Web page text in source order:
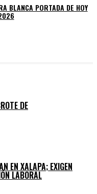
BLANCA PORTADA DE HOY
DE
EN XALAPA; EXIGEN
LABORAL